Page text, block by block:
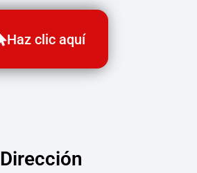
Haz clic aquí
Dirección